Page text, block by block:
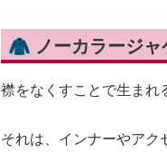
🧥 ノーカラージャ
襟をなくすことで生まれ
それは、インナーやアク